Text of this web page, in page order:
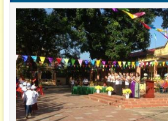
Video Lễ trao giải cuộc
Ngày hội ẩm thực/ TH
Hưng Yên
LỄ KHAI GIẢNG NĂM
Học Đông Kết